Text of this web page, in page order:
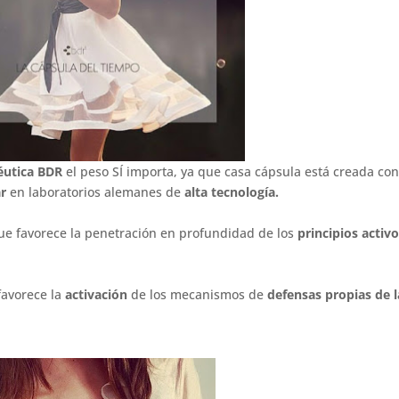
BDRel peso SÍ importa, ya que casa cápsula está creada con
en laboratorios alemanes dealta tecnología.
favorece la penetración en profundidad de los principios
la activaciónde los mecanismos dedefensas propias de